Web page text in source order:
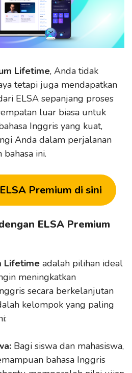
Lifetime, Anda tidak
tetapi juga mendapatkan
ELSA sepanjang proses
luar biasa untuk
Inggris yang kuat,
Anda dalam perjalanan
ini.
Premium di sini
ELSA Premium
Lifetime adalah pilihan ideal
meningkatkan
secara berkelanjutan
kelompok yang paling
Bagi siswa dan mahasiswa,
bahasa Inggris